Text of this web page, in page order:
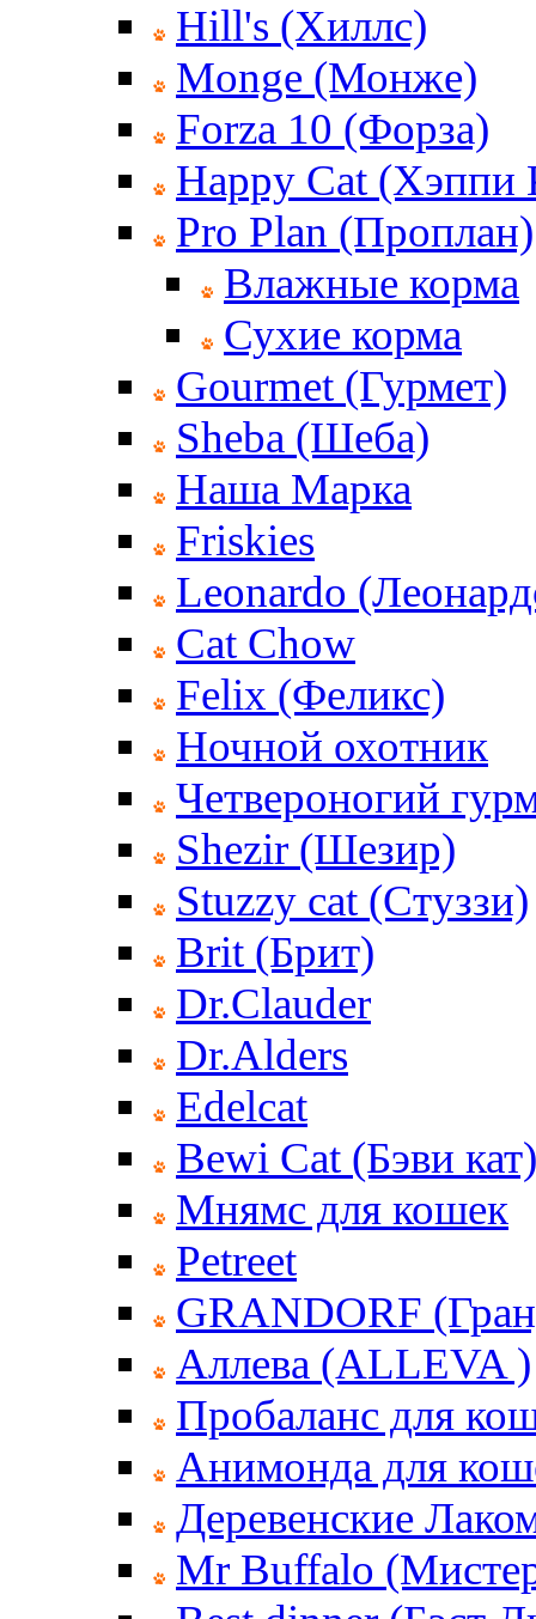
Hill's (Хиллс)
Monge (Монже)
Forza 10 (Форза)
Happy Cat (Хэппи
Pro Plan (Проплан)
Влажные корма
Сухие корма
Gourmet (Гурмет)
Sheba (Шеба)
Наша Марка
Friskies
Leonardo
Cat Chow
Felix (Феликс)
Ночной охотник
Четвероногий
Shezir (Шезир)
Stuzzy cat (Стуззи)
Brit (Брит)
Dr.Clauder
Dr.Alders
Edelcat
Bewi Cat (Бэви кат)
Мнямс для кошек
Petreet
GRANDORF
Аллева (ALLEVA )
Пробаланс для
Анимонда для
Деревенские
Mr Buffalo